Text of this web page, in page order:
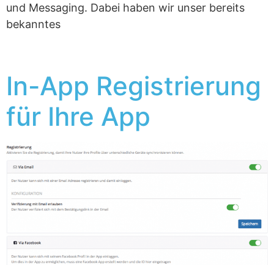
und Messaging. Dabei haben wir unser bereits
bekanntes
In-App Registrierung
für Ihre App